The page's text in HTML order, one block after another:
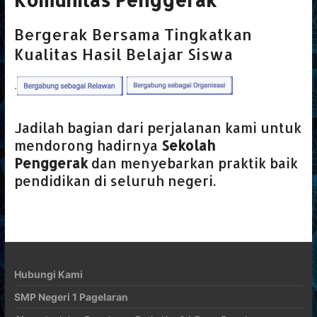
Bergerak Bersama Tingkatkan
Kualitas Hasil Belajar Siswa
.
Jadilah bagian dari perjalanan kami untuk
mendorong hadirnya Sekolah
Penggerakdan menyebarkan praktik baik
pendidikan di seluruh negeri.
Hubungi Kami
SMP Negeri 1 Pagelaran